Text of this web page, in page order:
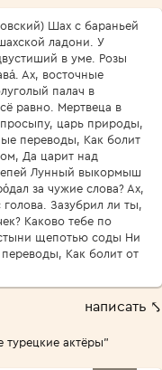
Шах с бараньей
ладони. У
в уме. Розы
Ах, восточные
палач в
равно. Мертвеца в
царь природы,
переводы, Как болит
Да царит над
Лунный выкормыш
за чужие слова? Ах,
Зазубрил ли ты,
Каково тебе по
щепотью соды Ни
Как болит от
написать ⤣
актёры"